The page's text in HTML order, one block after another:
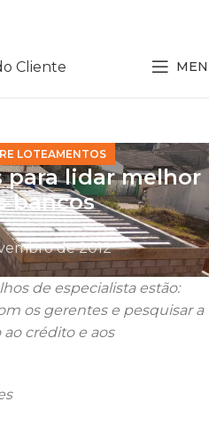
Cliente
LOTEAMENTOS
para lidar melhor
bancos
de 2012
de especialista estão:
os gerentes e pesquisar a
crédito e aos